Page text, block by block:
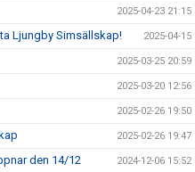
2025-04-23 21:15
Ljungby Simsällskap! 2025-04-15
2025-03-25 20:59
2025-03-20 12:56
2025-02-26 19:50
2025-02-26 19:47
den 14/12 2024-12-06 15:52